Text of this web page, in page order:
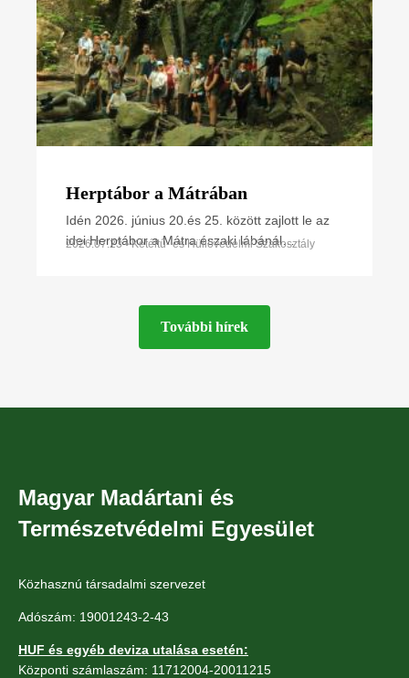
Herptábor a Mátrában
Idén 2026. június 20.és 25. között zajlott le az
idei Herptábor a Mátra északi lábánál
2026.07.23 • Kétéltű- és Hüllővédelmi Szakosztály
További hírek
Magyar Madártani és
Természetvédelmi Egyesület
Közhasznú társadalmi szervezet
Adószám: 19001243-2-43
HUF és egyéb deviza utalása esetén:
Központi számlaszám: 11712004-20011215